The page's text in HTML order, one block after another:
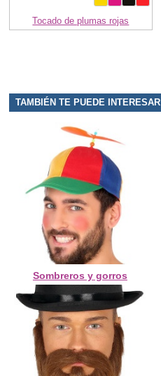
Tocado de plumas rojas
TAMBIÉN TE PUEDE INTERESAR
Sombreros y gorros